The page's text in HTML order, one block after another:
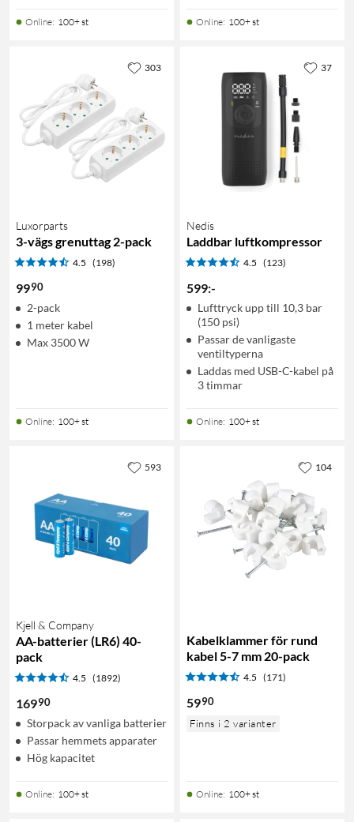
Online: 100+ st Online: 100+ st
Luxorparts
3-vägs grenuttag 2-pack
4.5 (198)
9990
2-pack
1 meter kabel
Max 3500 W
Online: 100+ st
303
Nedis
Laddbar luftkompressor
4.5 (123)
599:-
Lufttryck upp till 10,3 bar
(150 psi)
Passar de vanligaste
ventiltyperna
Laddas med USB-C-kabel på
3 timmar
Online: 100+ st
37
Kjell & Company
AA-batterier (LR6) 40-
pack
4.5 (1892)
16990
Storpack av vanliga batterier
Passar hemmets apparater
Hög kapacitet
Online: 100+ st
593
Kabelklammer för rund
kabel 5-7 mm 20-pack
4.5 (171)
5990
Finns i 2 varianter
Online: 100+ st
104